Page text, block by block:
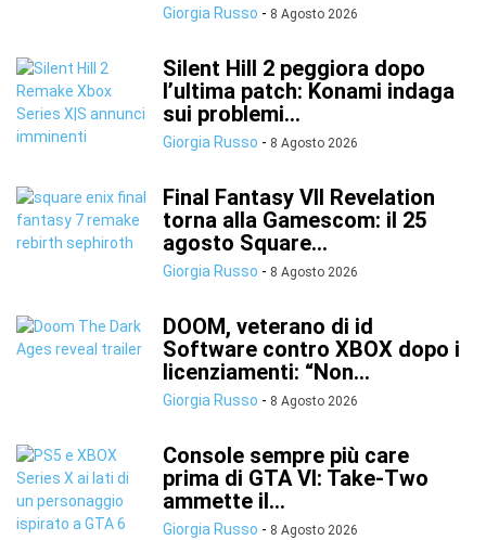
Giorgia Russo - 8 Agosto 2026
Silent Hill 2 peggiora dopo
l’ultima patch: Konami indaga
sui problemi...
Giorgia Russo - 8 Agosto 2026
Final Fantasy VII Revelation
torna alla Gamescom: il 25
agosto Square...
Giorgia Russo - 8 Agosto 2026
DOOM, veterano di id
Software contro XBOX dopo i
licenziamenti: “Non...
Giorgia Russo - 8 Agosto 2026
Console sempre più care
prima di GTA VI: Take-Two
ammette il...
Giorgia Russo - 8 Agosto 2026